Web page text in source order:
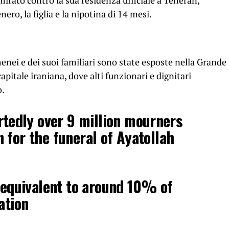
la figlia e la nipotina di 14 mesi.
e dei suoi familiari sono state esposte nella Grande
iraniana, dove alti funzionari e dignitari
over 9 million mourners
for the funeral of Ayatollah
to around 10% of